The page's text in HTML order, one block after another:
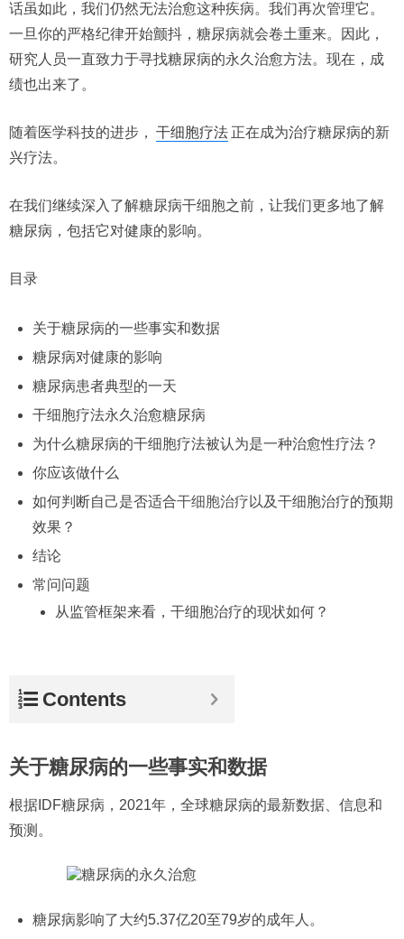
话虽如此，我们仍然无法治愈这种疾病。我们再次管理它。
一旦你的严格纪律开始颤抖，糖尿病就会卷土重来。因此，
研究人员一直致力于寻找糖尿病的永久治愈方法。现在，成
绩也出来了。
随着医学科技的进步， 干细胞疗法 正在成为治疗糖尿病的新
兴疗法。
在我们继续深入了解糖尿病干细胞之前，让我们更多地了解
糖尿病，包括它对健康的影响。
目录
关于糖尿病的一些事实和数据
糖尿病对健康的影响
糖尿病患者典型的一天
干细胞疗法永久治愈糖尿病
为什么糖尿病的干细胞疗法被认为是一种治愈性疗法？
你应该做什么
如何判断自己是否适合干细胞治疗 以及干细胞治疗的预期
效果？
结论
常问问题
从监管框架来看，干细胞治疗的现状如何？
Contents
关于糖尿病的一些事实和数据
根据IDF糖尿病，2021年，全球糖尿病的最新数据、信息和
预测。
糖尿病影响了大约5.37亿20至79岁的成年人。